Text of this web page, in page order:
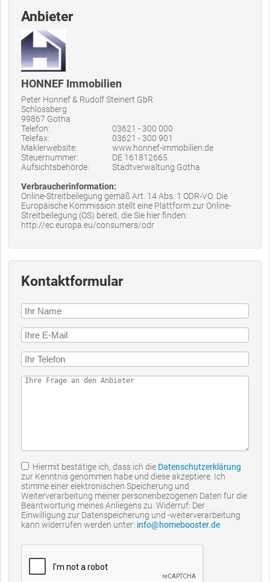
Anbieter
HONNEF Immobilien
Peter Honnef & Rudolf Steinert GbR
Schlossberg
99867 Gotha
Telefon:
03621 - 300 000
Telefax:
03621 - 300 901
Maklerwebsite:
www.honnef-immobilien.de
Steuernummer:
DE 161812665
Aufsichtsbehörde:
Stadtverwaltung Gotha
Verbraucherinformation:
Online-Streitbeilegung gemäß Art. 14 Abs. 1 ODR-VO: Die
Europäische Kommission stellt eine Plattform zur Online-
Streitbeilegung (OS) bereit, die Sie hier finden:
http://ec.europa.eu/consumers/odr
Kontaktformular
Hiermit bestätige ich, dass ich die Datenschutzerklärung
zur Kenntnis genommen habe und diese akzeptiere. Ich
stimme einer elektronischen Speicherung und
Weiterverarbeitung meiner personenbezogenen Daten für die
Beantwortung meines Anliegens zu. Widerruf: Der
Einwilligung zur Datenspeicherung und -weiterverarbeitung
kann widerrufen werden unter: info@homebooster.de